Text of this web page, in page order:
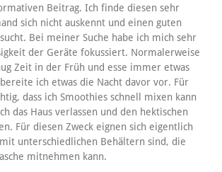
Beitrag. Ich finde diesen sehr
sich nicht auskennt und einen guten
Bei meiner Suche habe ich mich sehr
der Geräte fokussiert. Normalerweise
Zeit in der Früh und esse immer etwas
ich etwas die Nacht davor vor. Für
dass ich Smoothies schnell mixen kann
das Haus verlassen und den hektischen
Für diesen Zweck eignen sich eigentlich
unterschiedlichen Behältern sind, die
mitnehmen kann.